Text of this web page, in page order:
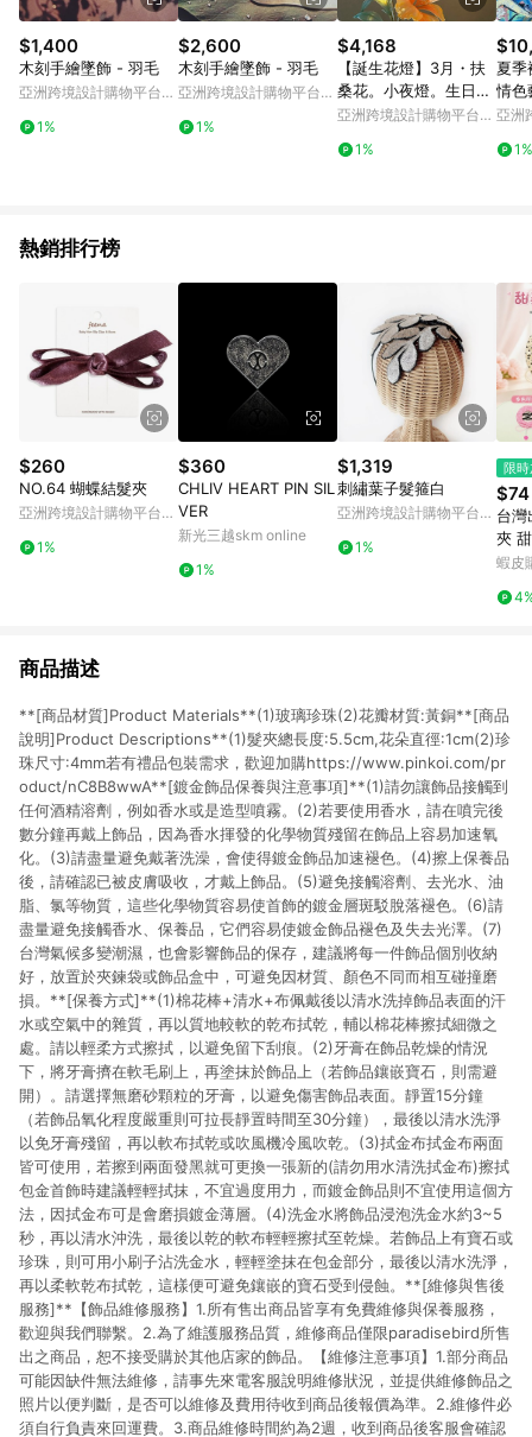
上，首次下載 Pinkoi APP 後，需透過 LINE 購物前往 Pinkoi 頁
面，方享導購資格。
$1,400
木刻手繪墜飾 - 羽毛
亞洲跨境設計購物平台
1%
$2,600
木刻手繪墜飾 - 羽毛
亞洲跨境設計購物平台
1%
$4,168
【誕生花燈】3月・扶
桑花。小夜燈。生日禮
物
亞洲跨境設計購物平台
1%
夏季
情色
飾藝
亞洲
1%
熱銷排行榜
$260
NO.64 蝴蝶結髮夾
亞洲跨境設計購物平台
1%
$360
CHLIV HEART PIN SIL
VER
新光三越skm online
1%
$1,319
刺繡葉子髮箍白
亞洲跨境設計購物平台
1%
限
$74
台灣
夾
勺扁
小女
蝦皮
商品描述
**[商品材質]Product Materials**(1)玻璃珍珠(2)花瓣材質:黃銅**[商品
說明]Product Descriptions**(1)髮夾總長度:5.5cm,花朵直徑:1cm(2)珍
珠尺寸:4mm若有禮品包裝需求，歡迎加購https://www.pinkoi.com/pr
oduct/nC8B8wwA**[鍍金飾品保養與注意事項]**(1)請勿讓飾品接觸到
任何酒精溶劑，例如香水或是造型噴霧。(2)若要使用香水，請在噴完後
數分鐘再戴上飾品，因為香水揮發的化學物質殘留在飾品上容易加速氧
化。(3)請盡量避免戴著洗澡，會使得鍍金飾品加速褪色。(4)擦上保養品
後，請確認已被皮膚吸收，才戴上飾品。(5)避免接觸溶劑、去光水、油
脂、氯等物質，這些化學物質容易使首飾的鍍金層斑駁脫落褪色。(6)請
盡量避免接觸香水、保養品，它們容易使鍍金飾品褪色及失去光澤。(7)
台灣氣候多變潮濕，也會影響飾品的保存，建議將每一件飾品個別收納
好，放置於夾鍊袋或飾品盒中，可避免因材質、顏色不同而相互碰撞磨
損。**[保養方式]**(1)棉花棒+清水+布佩戴後以清水洗掉飾品表面的汗
水或空氣中的雜質，再以質地較軟的乾布拭乾，輔以棉花棒擦拭細微之
處。請以輕柔方式擦拭，以避免留下刮痕。(2)牙膏在飾品乾燥的情況
下，將牙膏擠在軟毛刷上，再塗抹於飾品上（若飾品鑲嵌寶石，則需避
開）。請選擇無磨砂顆粒的牙膏，以避免傷害飾品表面。靜置15分鐘
（若飾品氧化程度嚴重則可拉長靜置時間至30分鐘），最後以清水洗淨
以免牙膏殘留，再以軟布拭乾或吹風機冷風吹乾。(3)拭金布拭金布兩面
皆可使用，若擦到兩面發黑就可更換一張新的(請勿用水清洗拭金布)擦拭
包金首飾時建議輕輕拭抹，不宜過度用力，而鍍金飾品則不宜使用這個方
法，因拭金布可是會磨損鍍金薄層。(4)洗金水將飾品浸泡洗金水約3~5
秒，再以清水沖洗，最後以乾的軟布輕輕擦拭至乾燥。若飾品上有寶石或
珍珠，則可用小刷子沾洗金水，輕輕塗抹在包金部分，最後以清水洗淨，
再以柔軟乾布拭乾，這樣便可避免鑲嵌的寶石受到侵蝕。**[維修與售後
服務]**【飾品維修服務】1.所有售出商品皆享有免費維修與保養服務，
歡迎與我們聯繫。2.為了維護服務品質，維修商品僅限paradisebird所售
出之商品，恕不接受購於其他店家的飾品。【維修注意事項】1.部分商品
可能因缺件無法維修，請事先來電客服說明維修狀況，並提供維修飾品之
照片以便判斷，是否可以維修及費用待收到商品後報價為準。2.維修件必
須自行負責來回運費。3.商品維修時間約為2週，收到商品後客服會確認